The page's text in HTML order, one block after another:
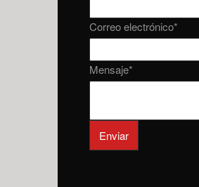
Correo electrónico*
Mensaje*
Enviar